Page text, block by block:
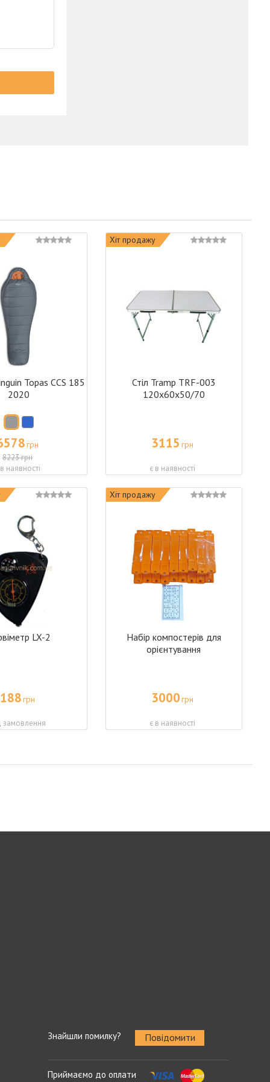
Topas CCS 185
2020
грн
8223 грн
наявності
Хіт продажу
Стіл Tramp TRF-003
120х60х50/70
3115 грн
є в наявності
LX-2
188грн
замовлення
Хіт продажу
Набір компостерів для
орієнтування
3000грн
є в наявності
Знайшли помилку? Повідомити
Приймаємо до оплати